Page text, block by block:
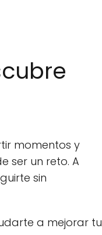
momentos y
ser un reto. A
sin
a mejorar tu